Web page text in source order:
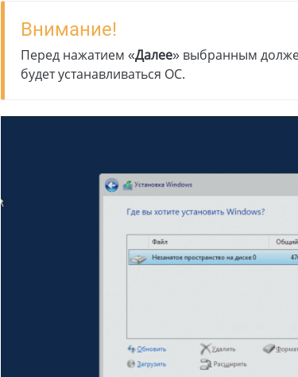
Внимание!
Перед нажатием «Далее» выбранным
будет устанавливаться ОС.